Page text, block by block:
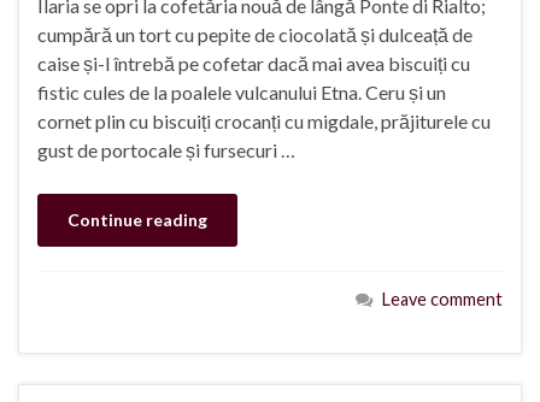
Ilaria se opri la cofetăria nouă de lângă Ponte di Rialto;
cumpără un tort cu pepite de ciocolată și dulceață de
caise și-l întrebă pe cofetar dacă mai avea biscuiți cu
fistic cules de la poalele vulcanului Etna. Ceru și un
cornet plin cu biscuiți crocanți cu migdale, prăjiturele cu
gust de portocale și fursecuri …
Continue reading
Leave comment